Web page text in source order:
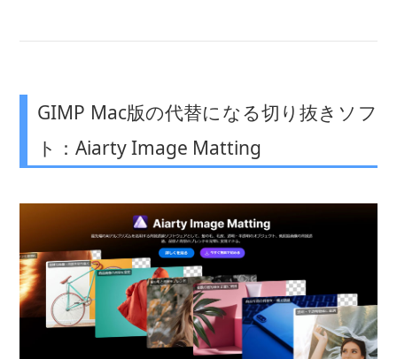
GIMP Mac版の代替になる切り抜きソフ
ト：Aiarty Image Matting